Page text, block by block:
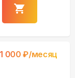
1 000 ₽/месяц